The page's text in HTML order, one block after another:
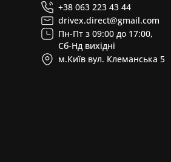
+38 063 223 43 44
drivex.direct@gmail.com
Пн-Пт з 09:00 до 17:00,
Сб-Нд вихідні
м.Київ вул. Клеманська 5